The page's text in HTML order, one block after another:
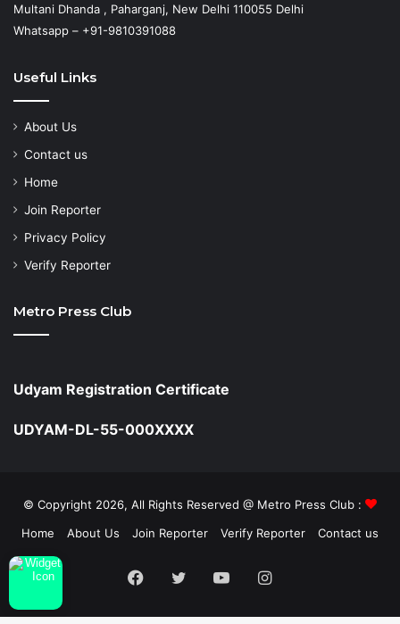
Multani Dhanda , Paharganj, New Delhi 110055 Delhi
Whatsapp – +91-9810391088
Useful Links
About Us
Contact us
Home
Join Reporter
Privacy Policy
Verify Reporter
Metro Press Club
Udyam Registration Certificate
UDYAM-DL-55-000XXXX
© Copyright 2026, All Rights Reserved @ Metro Press Club :
Home
About Us Join Reporter Verify Reporter Contact us
Facebook
TwitterYouTubeInstagram